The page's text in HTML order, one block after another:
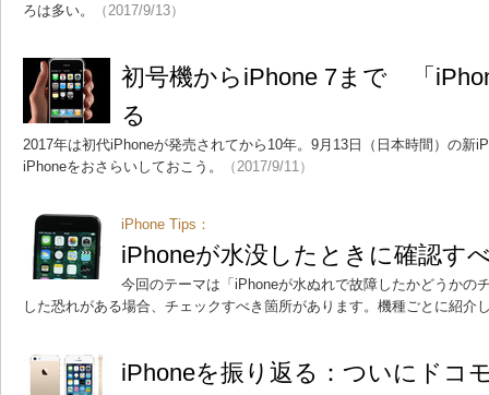
ろは多い。
（2017/9/13）
初号機からiPhone 7まで 「
る
2017年は初代iPhoneが発売されてから10年。9月13日（日本時間）の新
iPhoneをおさらいしておこう。
（2017/9/11）
iPhone Tips：
iPhoneが水没したときに確認す
今回のテーマは「iPhoneが水ぬれで故障したかどうかの
した恐れがある場合、チェックすべき箇所があります。機種ごとに紹介
iPhoneを振り返る：ついにドコ